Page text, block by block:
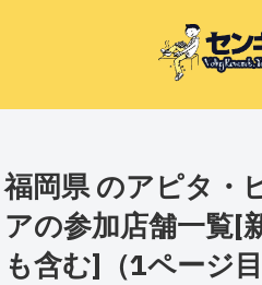
福岡県 のアピタ・
アの参加店舗一覧[
も含む]（1ページ目